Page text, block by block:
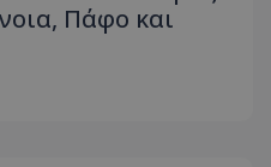
Πάφο και